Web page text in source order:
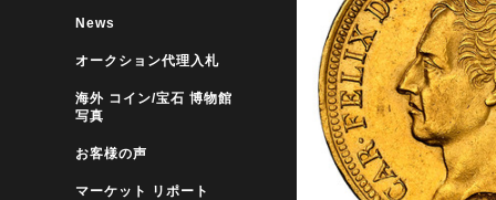
News
オークション代理入札
海外 コイン/宝石 博物館
写真
お客様の声
マーケット リポート